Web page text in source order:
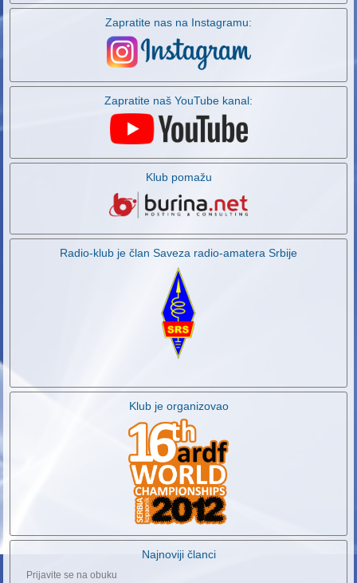
Zapratite nas na Instagramu:
Zapratite naš YouTube kanal:
Klub pomažu
Radio-klub je član Saveza radio-amatera Srbije
Klub je organizovao
Najnoviji članci
Prijavite se na obuku